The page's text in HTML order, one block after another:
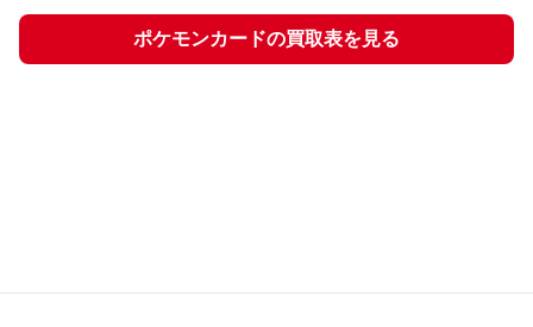
ポケモンカードの買取表を見る